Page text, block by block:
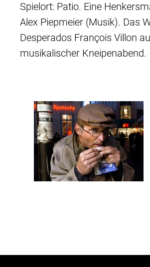
Spielort: Patio. Eine
Alex Piepmeier (Musik). Das
Desperados François Villon
musikalischer Kneipenabend.